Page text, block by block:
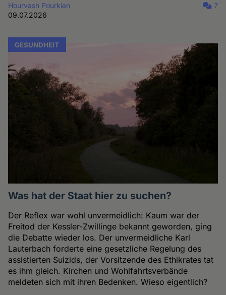
Hourvash Pourkian
09.07.2026
7
GESUNDHEIT
Was hat der Staat hier zu suchen?
Der Reflex war wohl unvermeidlich: Kaum war der
Freitod der Kessler-Zwillinge bekannt geworden, ging
die Debatte wieder los. Der unvermeidliche Karl
Lauterbach forderte eine gesetzliche Regelung des
assistierten Suizids, der Vorsitzende des Ethikrates tat
es ihm gleich. Kirchen und Wohlfahrtsverbände
meldeten sich mit ihren Bedenken. Wieso eigentlich?